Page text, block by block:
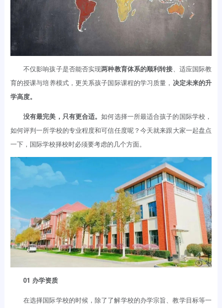
不仅影响孩子是否能否实现两种教育体系的顺利转接、适应国际教
育的授课与培养模式，更关系孩子国际课程的学习质量， 决定未来的升
学高度。
没有最完美，只有更合适。如何选择一所最适合孩子的国际学校，
如何评判一所学校的专业程度和可信任度呢？今天就来跟大家一起盘点
一下，国际学校择校时必须要考虑的几个方面。
01 办学资质
在选择国际学校的时候，除了了解学校的办学宗旨、教学目标等一